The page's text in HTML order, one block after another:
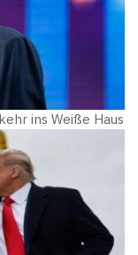
ins Weiße Haus